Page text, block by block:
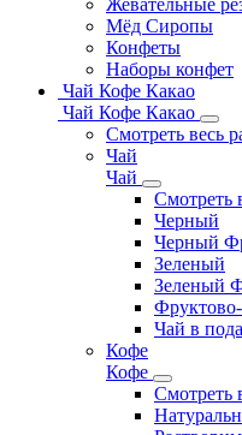
Жевательные
Мёд Сиропы
Конфеты
Наборы конфет
Чай Кофе Какао
Чай Кофе Какао
Смотреть весь
Чай
Чай
Смотреть
Черный
Черный
Зеленый
Зеленый
Чай в
Кофе
Кофе
Смотреть